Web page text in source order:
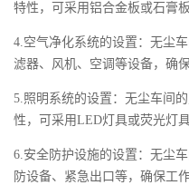
特性，可采用铝合金板或石膏板
4.空气净化系统的设置：无尘
滤器、风机、空调等设备，确
5.照明系统的设置：无尘车间
性，可采用LED灯具或荧光灯具
6.安全防护设施的设置：无尘
防设备、紧急出口等，确保工